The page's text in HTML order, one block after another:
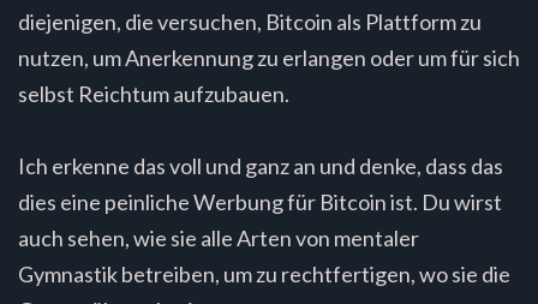
diejenigen, die versuchen, Bitcoin als Plattform zu
nutzen, um Anerkennung zu erlangen oder um für sich
selbst Reichtum aufzubauen.
Ich erkenne das voll und ganz an und denke, dass das
dies eine peinliche Werbung für Bitcoin ist. Du wirst
auch sehen, wie sie alle Arten von mentaler
Gymnastik betreiben, um zu rechtfertigen, wo sie die